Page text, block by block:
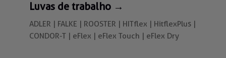
Luvas de trabalho →
ADLER | FALKE | ROOSTER | HITflex | HitflexPlus |
CONDOR-T | eFlex | eFlex Touch | eFlex Dry